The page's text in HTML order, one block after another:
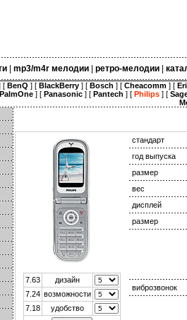
| mp3/m4r мелодии| ретро-мелодии|
[ BenQ ] [ BlackBerry ] [ Bosch ] [ Cheacomm ] [
PalmOne ] [ Panasonic ] [ Pantech ] [ Philips ] [
7.63
дизайн
7.24 возможности
7.18
удобство
стандарт
год выпуска
размер
вес
дисплей
размер
виброзвонок